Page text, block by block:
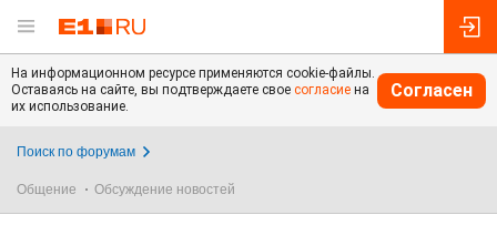
На информационном ресурсе применяются cookie-файлы.
Оставаясь на сайте, вы подтверждаете свое согласие на
их использование.
Согласен
Поиск по форумам
Общение Обсуждение новостей